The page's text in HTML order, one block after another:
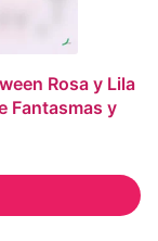
Rosa y Lila
Fantasmas y